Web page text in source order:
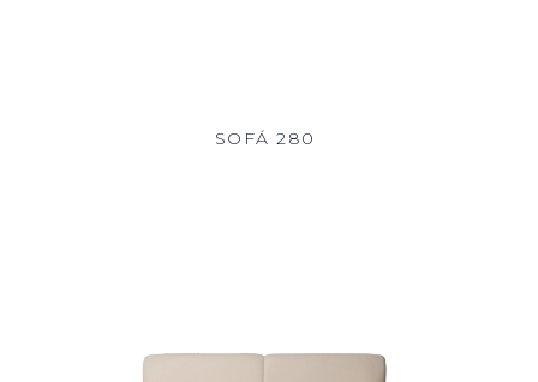
SOFÁ 280